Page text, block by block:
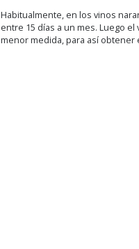
Habitualmente, en los vinos
entre 15 días a un mes. Luego
menor medida, para así obtener